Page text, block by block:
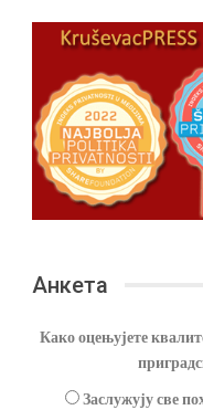
Анкета
Како оцењујете
Заслужују све